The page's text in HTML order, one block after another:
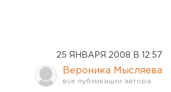
25 ЯНВАРЯ 2008 В 12:57
Вероника Мысляева